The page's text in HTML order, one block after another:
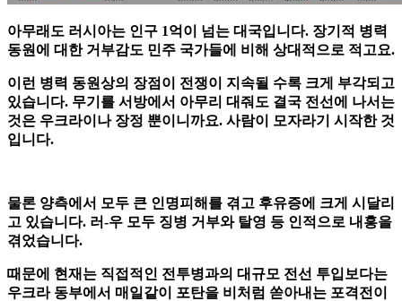
아무래도 러시아는 인구 1억이 넘는 대국입니다. 장기적 병력
동원에 대한 거부감도 민주 국가들에 비해 상대적으로 적고요.
이런 병력 동원상의 장점이 전쟁이 지속될 수록 크게 부각되고
있습니다. 무기를 서방에서 아무리 대줘도 결국 전선에 나서는
것은 우크라이나 장정 뿐이니까요. 사람이 모자라기 시작한 것
입니다.
물론 양측에서 모두 큰 인명피해를 겪고 후유증에 크게 시달리
고 있습니다. 러-우 모두 징병 거부와 탈영 등 인적으로 내홍을
겪었습니다.
때문에 현재는 직접적인 전투병과의 대규모 전선 투입보다는
우크라 동부에서 매일같이 포탄을 비처럼 쏟아내는 포격전이